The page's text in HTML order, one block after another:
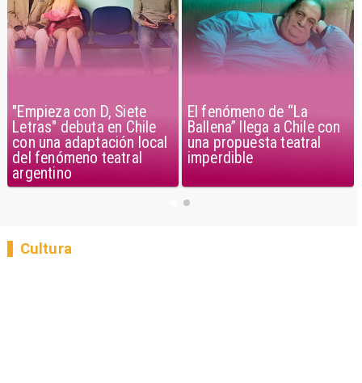
El fenómeno de “La
Ballena” llega a Chile con
una propuesta teatral
imperdible
"Empieza con D, Siete
Letras" debuta en Chile
con una adaptación local
del fenómeno teatral
Cultura